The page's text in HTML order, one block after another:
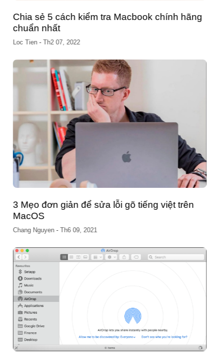
Chia sẻ 5 cách kiểm tra Macbook chính hãng
chuẩn nhất
Loc Tien - Th2 07, 2022
3 Mẹo đơn giản để sửa lỗi gõ tiếng việt trên
MacOS
Chang Nguyen - Th6 09, 2021